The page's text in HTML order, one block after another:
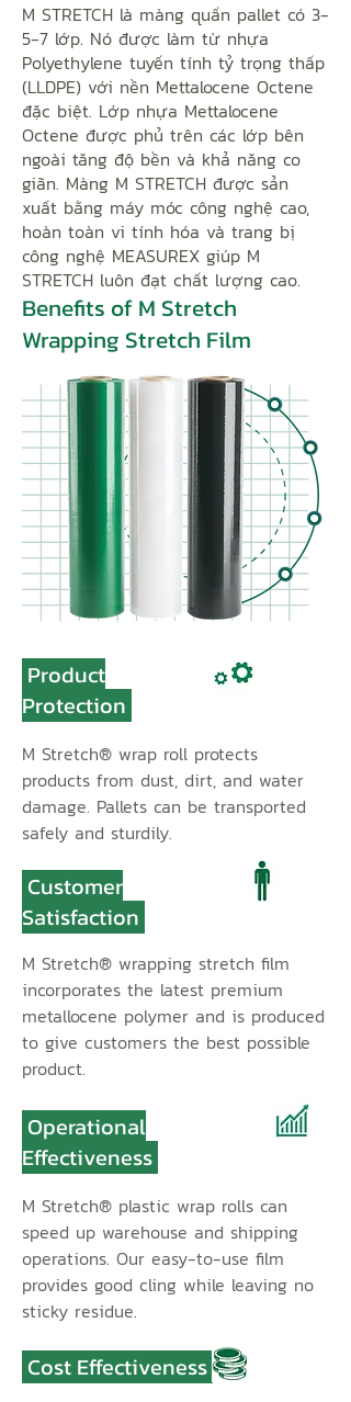
M STRETCH là màng quấn pallet có 3-
5-7 lớp. Nó được làm từ nhựa
Polyethylene tuyến tính tỷ trọng thấp
(LLDPE) với nền Mettalocene Octene
đặc biệt. Lớp nhựa Mettalocene
Octene được phủ trên các lớp bên
ngoài tăng độ bền và khả năng co
giãn. Màng M STRETCH được sản
xuất bằng máy móc công nghệ cao,
hoàn toàn vi tính hóa và trang bị
công nghệ MEASUREX giúp M
STRETCH luôn đạt chất lượng cao.
Benefits of M Stretch
Wrapping Stretch Film
Product
Protection
M Stretch® wrap roll protects
products from dust, dirt, and water
damage. Pallets can be transported
safely and sturdily.
Customer
Satisfaction
M Stretch® wrapping stretch film
incorporates the latest premium
metallocene polymer and is produced
to give customers the best possible
product.
Operational
Effectiveness
M Stretch® plastic wrap rolls can
speed up warehouse and shipping
operations. Our easy-to-use film
provides good cling while leaving no
sticky residue.
Cost Effectiveness